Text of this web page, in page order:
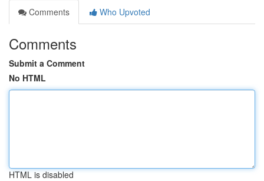
Comments
Who Upvoted
Comments
Submit a Comment
No HTML
HTML is disabled